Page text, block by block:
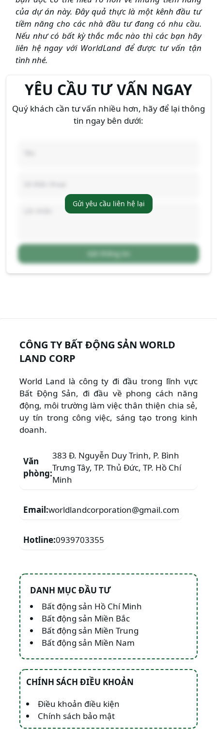
của dự án này. Đây quả thực là một kênh đầu tư
tiềm năng cho các nhà đầu tư đang có nhu cầu.
Nếu như có bất kỳ thắc mắc nào thì các bạn hãy
liên hệ ngay với WorldLand để được tư vấn tận
tình nhé.
YÊU CẦU TƯ VẤN NGAY
Quý khách cần tư vấn nhiều hơn, hãy để lại thông
tin ngay bên dưới:
Gửi thông tin
Gửi yêu cầu liên hệ lại
CÔNG TY BẤT ĐỘNG SẢN WORLD
LAND CORP
World Land là công ty đi đầu trong lĩnh vực
Bất Động Sản, đi đầu về phong cách năng
động, môi trường làm việc thân thiện chia sẻ,
uy tín trong công việc, sáng tạo trong kinh
doanh.
Văn
phòng:
383 Đ. Nguyễn Duy Trinh, P. Bình
Trưng Tây, TP. Thủ Đức, TP. Hồ Chí
Minh
Email:worldlandcorporation@gmail.com
Hotline:0939703355
DANH MỤC ĐẦU TƯ
Bất động sản Hồ Chí Minh
Bất động sản Miền Bắc
Bất động sản Miền Trung
Bất động sản Miền Nam
CHÍNH SÁCH ĐIỀU KHOẢN
Điều khoản điều kiện
Chính sách bảo mật